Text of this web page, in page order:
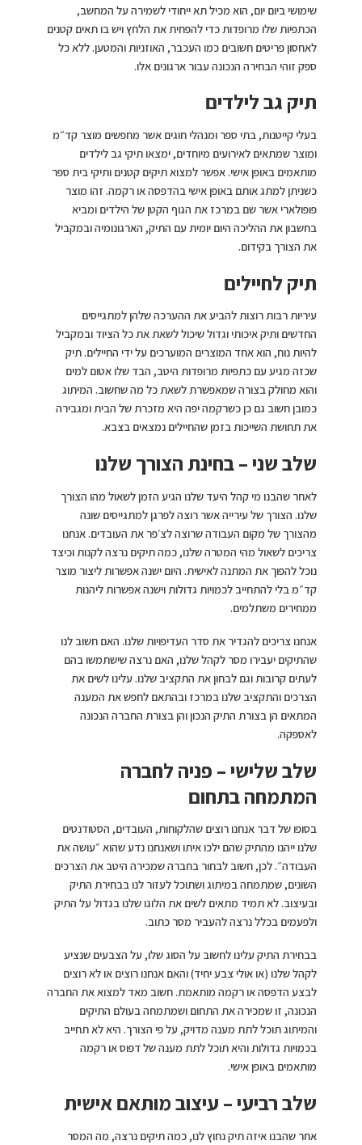
שימושי ביום יום, הוא מכיל תא ייחודי לשמירה על המחשב,
הכתפיות שלו מרופדות כדי להפחית את הלחץ ויש בו תאים קטנים
לאחסון פריטים חשובים כמו העכבר, האוזניות והמטען. ללא כל
ספק זוהי הבחירה הנכונה עבור ארגונים אלו.
תיק גב לילדים
בעלי קייטנות, בתי ספר ומנהלי חוגים אשר מחפשים מוצר קד״מ
ומוצר שמתאים לאירועים מיוחדים, ימצאו תיקי גב לילדים
מותאמים באופן אישי. אפשר למצוא תיקים קטנים ותיקי בית ספר
כשניתן למתג אותם באופן אישי בהדפסה או רקמה. זהו מוצר
פופולארי אשר שם במרכז את הגוף הקטן של הילדים ומביא
בחשבון את ההליכה היום יומית עם התיק, הארגונומיה ובמקביל
את הצורך בקידום.
תיק לחיילים
עיריות רבות רוצות להביע את ההערכה שלהן למתגייסים
החדשים ותיק איכותי וגדול שיכול לשאת את כל הציוד ובמקביל
להיות נוח, הוא אחד המוצרים המוערכים על ידי החיילים. תיק
שכזה מגיע עם כתפיות מרופדות היטב, הבד שלו אטום למים
והוא מחולק בצורה שמאפשרת לשאת כל מה שחשוב. המיתוג
כמובן חשוב גם כן כשרקמה יפה היא מזכרת של הבית ומגבירה
את תחושת השייכות בזמן שהחיילים נמצאים בצבא.
שלב שני – בחינת הצורך שלנו
לאחר שהבנו מי קהל היעד שלנו הגיע הזמן לשאול מהו הצורך
שלנו. הצורך של עירייה אשר רוצה לפרגן למתגייסים שונה
מהצורך של מקום העבודה שרוצה לצ׳פר את העובדים. אנחנו
צריכים לשאול מהי המטרה שלנו, כמה תיקים נרצה לקנות וכיצד
נוכל להפוך את המתנה לאישית. היום ישנה אפשרות ליצור מוצר
קד״מ בלי להתחייב לכמויות גדולות וישנה אפשרות ליהנות
ממחירים משתלמים.
אנחנו צריכים להגדיר את סדר העדיפויות שלנו. האם חשוב לנו
שהתיקים יעבירו מסר לקהל שלנו, האם נרצה שישתמשו בהם
לעתים קרובות וגם לבחון את התקציב שלנו. עלינו לשים את
הצרכים והתקציב שלנו במרכז ובהתאם לחפש את המענה
המתאים הן בצורת התיק הנכון והן בצורת החברה הנכונה
לאספקה.
שלב שלישי – פניה לחברה
המתמחה בתחום
בסופו של דבר אנחנו רוצים שהלקוחות, העובדים, הסטודנטים
שלנו ייהנו מהתיק שהם ילכו איתו ושאנחנו נדע שהוא ״עושה את
העבודה״. לכן, חשוב לבחור בחברה שמכירה היטב את הצרכים
השונים, שמתמחה במיתוג ושתוכל לעזור לנו בבחירת התיק
ובעיצוב. לא תמיד מתאים לשים את הלוגו שלנו בגדול על התיק
ולפעמים בכלל נרצה להעביר מסר כתוב.
בבחירת התיק עלינו לחשוב על הסוג שלו, על הצבעים שנציע
לקהל שלנו (או אולי צבע יחיד) והאם אנחנו רוצים או לא רוצים
לבצע הדפסה או רקמה מותאמת. חשוב מאד למצוא את החברה
הנכונה, זו שמכירה את התחום ושמתמחה בעולם התיקים
והמיתוג תוכל לתת מענה מדויק, על פי הצורך. היא לא תחייב
בכמויות גדולות והיא תוכל לתת מענה של דפוס או רקמה
מותאמים באופן אישי.
שלב רביעי – עיצוב מותאם אישית
אחר שהבנו איזה תיק נחוץ לנו, כמה תיקים נרצה, מה המסר